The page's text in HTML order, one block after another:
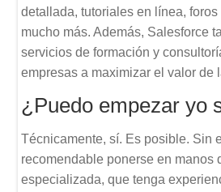
detallada, tutoriales en línea,
mucho más. Además, Salesforce
servicios de formación y
empresas a maximizar el valor de
¿Puedo empezar yo
Técnicamente, sí. Es posible. Sin
recomendable ponerse en manos
especializada, que tenga